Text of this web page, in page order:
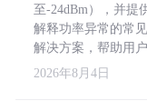
至-24dBm），并提
解释功率异常的常
解决方案，帮助用
2026年8月4日